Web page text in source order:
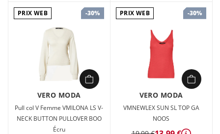
PRIX WEB -30%
VERO MODA
Pull col V Femme VMILONA LS V-
NECK BUTTON PULLOVER BOO
Écru
PRIX WEB -30%
VERO MODA
VMNEWLEX SUN SL TOP GA
NOOS